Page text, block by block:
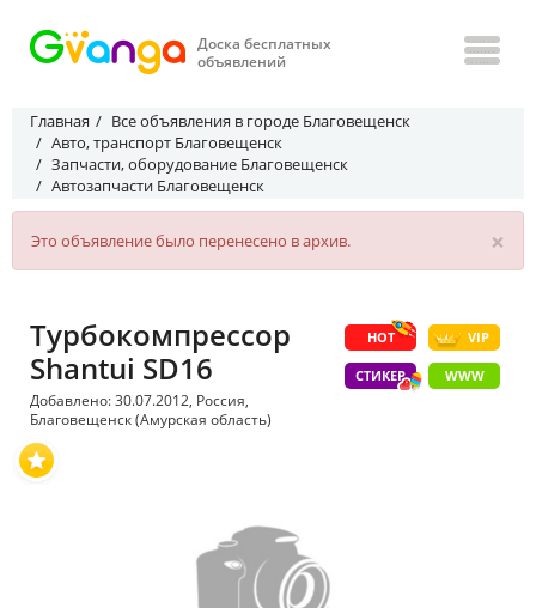
Доска бесплатных
объявлений
Главная
Все объявления в городе Благовещенск
Авто, транспорт Благовещенск
Запчасти, оборудование Благовещенск
Автозапчасти Благовещенск
×
Это объявление было перенесено в архив.
HOT VIP
СТИКЕР WWW
Турбокомпрессор
Shantui SD16
Добавлено: 30.07.2012, Россия,
Благовещенск (Амурская область)